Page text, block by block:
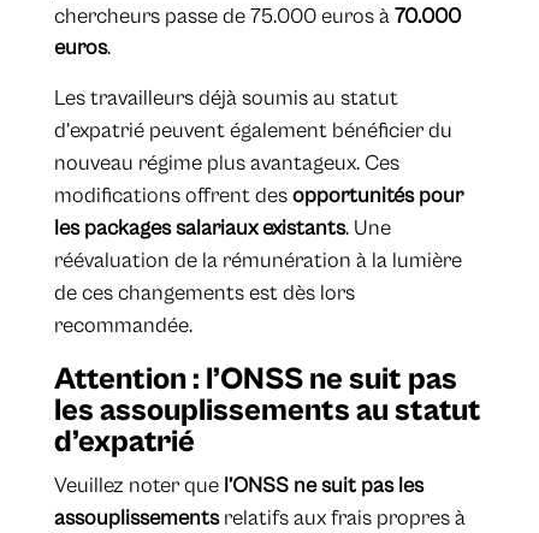
chercheurs passe de 75.000 euros à70.000
euros.
Les travailleurs déjà soumis au statut
d’expatrié peuvent également bénéficier du
nouveau régime plus avantageux. Ces
modifications offrent desopportunités pour
les packages salariaux existants. Une
réévaluation de la rémunération à la lumière
de ces changements est dès lors
recommandée.
Attention : l’ONSS ne suit pas
les assouplissements au statut
d’expatrié
Veuillez noter que l’ONSS ne suit pas les
assouplissementsrelatifs aux frais propres à